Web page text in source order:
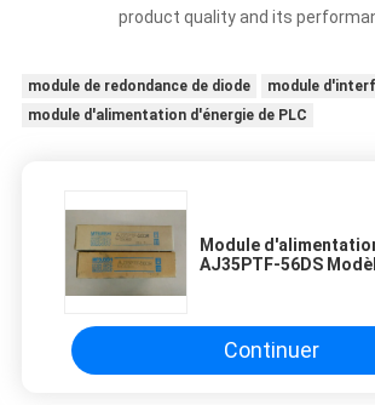
product quality and its
module de redondance de diode
module
module d'alimentation d'énergie de PLC
Module
AJ35PTF-56DS
Continuer